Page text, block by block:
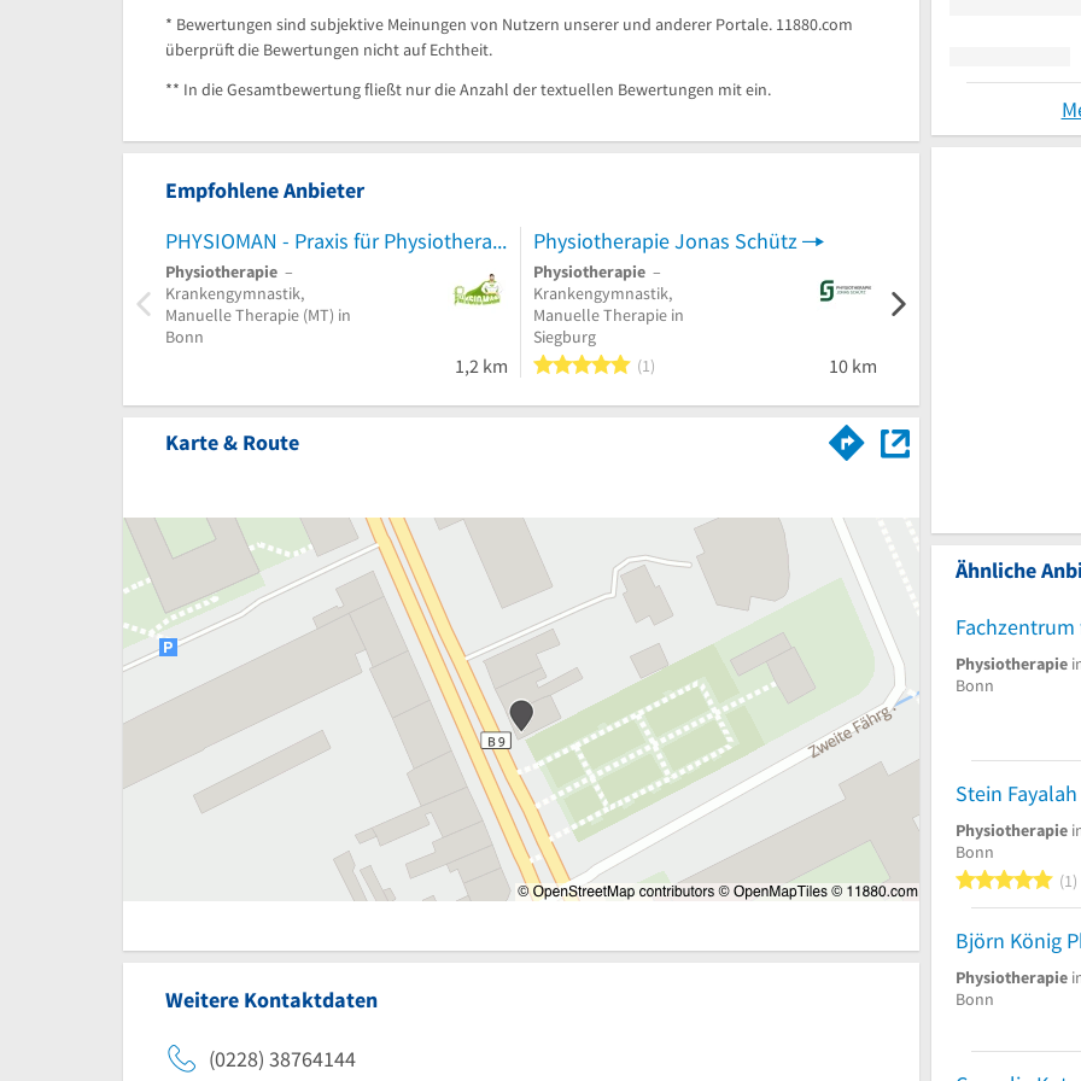
* Bewertungen sind subjektive Meinungen von Nutzern unserer und anderer Portale. 11880.com
überprüft die Bewertungen nicht auf Echtheit.
** In die Gesamtbewertung fließt nur die Anzahl der textuellen Bewertungen mit ein.
Empfohlene Anbieter
PHYSIOMAN - Praxis für Physiotherapie
Physiotherapie –
Krankengymnastik,
Manuelle Therapie (MT) in
Bonn
1,2 km
Physiotherapie Jonas Schütz
Physiotherapie –
Krankengymnastik,
Manuelle Therapie in
Siegburg
5 von 5 Sternen
1 10 km
Atlaskorrekturen, Manuelle
Therapie in Düsseldorf
Karte & Route
Weitere Kontaktdaten
(0228) 38764144
Ähnliche
Physiotherapie
Bonn
Stein
Physiotherapie
Bonn
5
1
Björn König
Physiotherapie
Bonn